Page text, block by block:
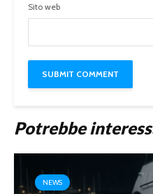
Sito web
Potrebbe
NEWS